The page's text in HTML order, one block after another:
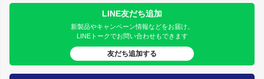
LINE友だち追加
新製品やキャンペーン情報などをお届け。
LINEトークでお問い合わせもできます
友だち追加する